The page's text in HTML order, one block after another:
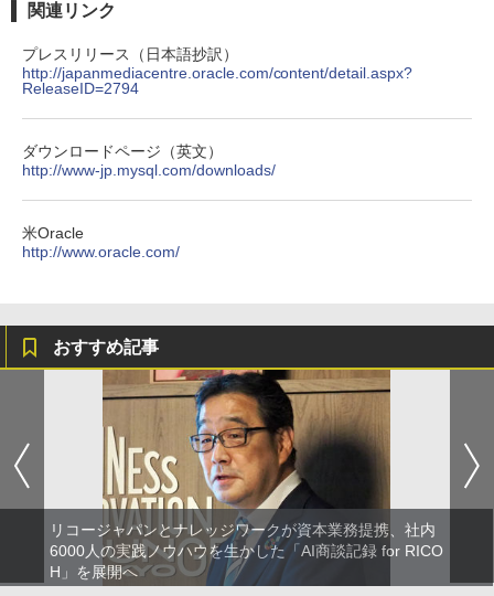
関連リンク
プレスリリース（日本語抄訳）
http://japanmediacentre.oracle.com/content/detail.aspx?
ReleaseID=2794
ダウンロードページ（英文）
http://www-jp.mysql.com/downloads/
米Oracle
http://www.oracle.com/
おすすめ記事
リコージャパンとナレッジワークが資本業務提携、社内
6000人の実践ノウハウを生かした「AI商談記録 for RICO
H」を展開へ